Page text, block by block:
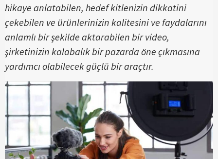
hikaye anlatabilen, hedef kitlenizin dikkatini
çekebilen ve ürünlerinizin kalitesini ve faydalarını
anlamlı bir şekilde aktarabilen bir video,
şirketinizin kalabalık bir pazarda öne çıkmasına
yardımcı olabilecek güçlü bir araçtır.